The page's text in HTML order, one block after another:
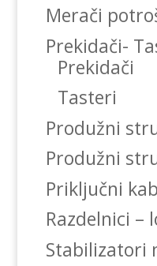
Merači
Prekidači-
Prekidači
Tasteri
Produžni
Produžni
Priključni
Razdelnici –
Stabilizatori